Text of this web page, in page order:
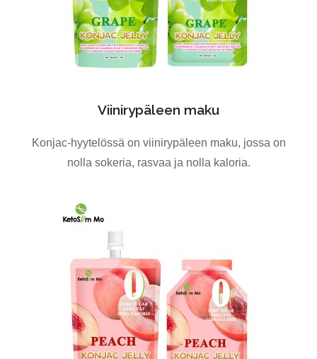
Viinirypäleen maku
Konjac-hyytelössä on viinirypäleen maku, jossa on
nolla sokeria, rasvaa ja nolla kaloria.